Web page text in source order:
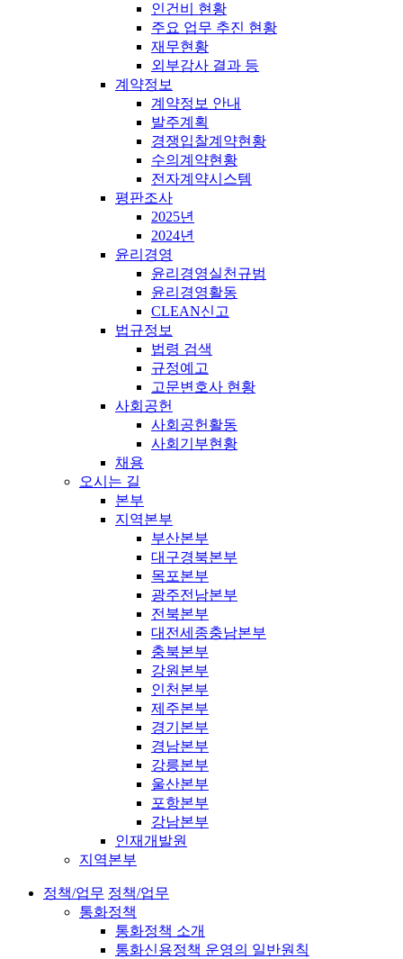
인건비 현황
주요 업무 추진 현황
재무현황
외부감사 결과 등
계약정보
계약정보 안내
발주계획
경쟁입찰계약현황
수의계약현황
전자계약시스템
평판조사
2025년
2024년
윤리경영
윤리경영실천규범
윤리경영활동
CLEAN신고
법규정보
법령 검색
규정예고
고문변호사 현황
사회공헌
사회공헌활동
사회기부현황
채용
오시는 길
본부
지역본부
부산본부
대구경북본부
목포본부
광주전남본부
전북본부
대전세종충남본부
충북본부
강원본부
인천본부
제주본부
경기본부
경남본부
강릉본부
울산본부
포항본부
강남본부
인재개발원
지역본부
정책/업무 정책/업무
통화정책
통화정책 소개
통화신용정책 운영의 일반원칙